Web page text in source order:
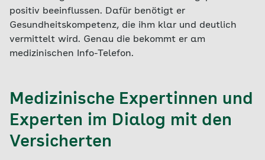
positiv beeinflussen. Dafür benötigt er
Gesundheitskompetenz, die ihm klar und deutlich
vermittelt wird. Genau die bekommt er am
medizinischen Info-Telefon.
Medizinische Expertinnen und
Experten im Dialog mit den
Versicherten